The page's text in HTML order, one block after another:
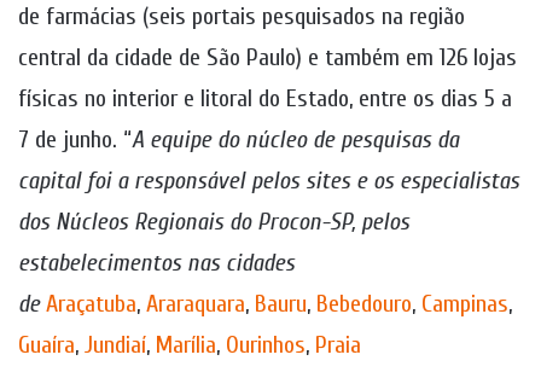
de farmácias (seis portais pesquisados na região
central da cidade de São Paulo) e também em 126 lojas
físicas no interior e litoral do Estado, entre os dias 5 a
7 de junho. “A equipe do núcleo de pesquisas da
capital foi a responsável pelos sites e os especialistas
dos Núcleos Regionais do Procon-SP, pelos
estabelecimentos nas cidades
deAraçatuba, Araraquara, Bauru, Bebedouro, Campinas,
Guaíra, Jundiaí, Marília, Ourinhos, Praia